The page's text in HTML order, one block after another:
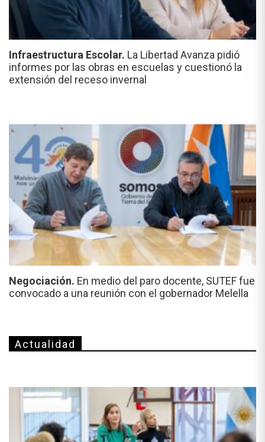
Infraestructura Escolar. La Libertad Avanza pidió
informes por las obras en escuelas y cuestionó la
extensión del receso invernal
Negociación. En medio del paro docente, SUTEF fue
convocado a una reunión con el gobernador Melella
Actualidad